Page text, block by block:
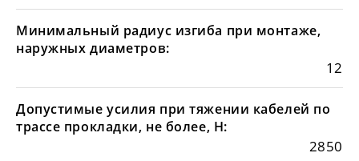
Минимальный радиус изгиба при монтаже,
наружных диаметров:
12
Допустимые усилия при тяжении кабелей по
трассе прокладки, не более, Н:
2850